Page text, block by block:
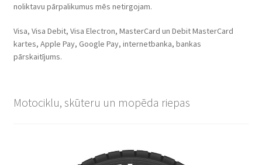
noliktavu pārpalikumus mēs netirgojam.
Visa, Visa Debit, Visa Electron, MasterCard un Debit MasterCard
kartes, Apple Pay, Google Pay, internetbanka, bankas
pārskaitījums.
Motociklu, skūteru un mopēda riepas